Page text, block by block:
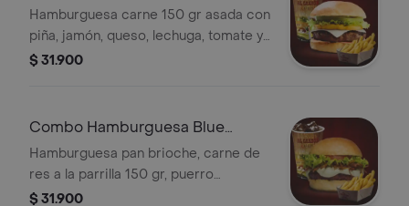
Hamburguesa carne 150 gr asada con
piña, jamón, queso, lechuga, tomate y
papas a la francesa con gaseosa a
$ 31.900
Combo Hamburguesa Blue
Cheese
Hamburguesa pan brioche, carne de
res a la parrilla 150 gr, puerro
caramelizado, queso azul, mozzarella,
$ 31.900